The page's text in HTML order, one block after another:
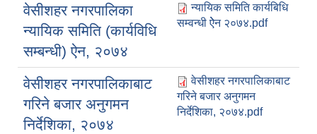
वेसीशहर नगरपालिका
न्यायिक समिति (कार्यविधि
सम्बन्धी) ऐन, २०७४
न्यायिक समिति कार्यबिधि
सम्वन्धी ऐेन २०७४.pdf
वेसीशहर नगरपालिकाबाट
गरिने बजार अनुगमन
निर्देशिका, २०७४
वेसीशहर नगरपालिकाबाट
गरिने बजार अनुगमन
निर्देशिका, २०७४.pdf